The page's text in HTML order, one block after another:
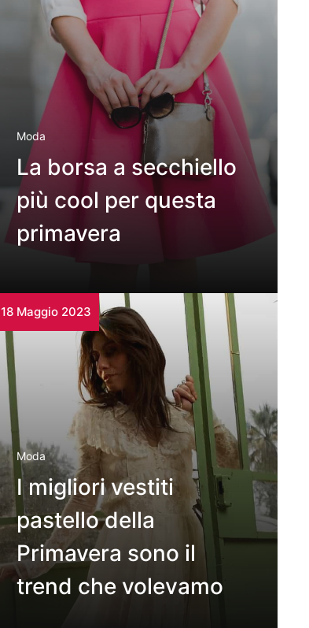
Moda
La borsa a secchiello
più cool per questa
primavera
18 Maggio 2023
Moda
I migliori vestiti
pastello della
Primavera sono il
trend che volevamo